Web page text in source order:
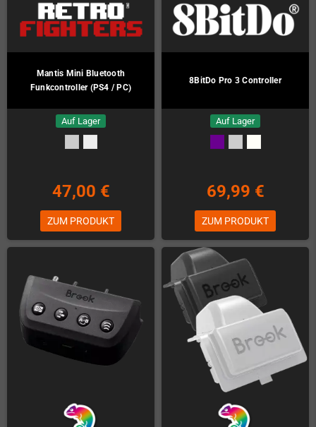
Mantis Mini Bluetooth
Funkcontroller (PS4 / PC)
Auf Lager
47,00 €
ZUM PRODUKT
8BitDo Pro 3 Controller
Auf Lager
69,99 €
ZUM PRODUKT